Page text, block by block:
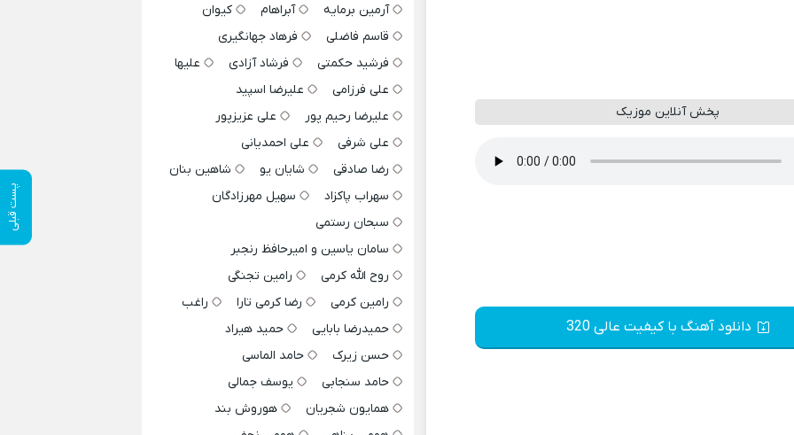
پست قبلی
پخش آنلاین موزیک
دانلود آهنگ با کیفیت عالی 320
آرمین برمایه
آبراهام
کیوان
قاسم فاضلی
فرهاد جهانگیری
فرشید حکمتی
فرشاد آزادی
علیها
علی فرزامی
علیرضا اسپید
علیرضا رحیم پور
علی عزیزپور
علی شرفی
علی احمدیانی
رضا صادقی
شایان یو
شاهین بنان
سهراب پاکزاد
سهیل مهرزادگان
سبحان رستمی
سامان یاسین و امیرحافظ رنجبر
روح الله کرمی
رامین تجنگی
رامین کرمی
رضا کرمی تارا
راغب
حمیدرضا بابایی
حمید هیراد
حسن زیرک
حامد الماسی
حامد سنجابی
یوسف جمالی
همایون شجریان
هوروش بند